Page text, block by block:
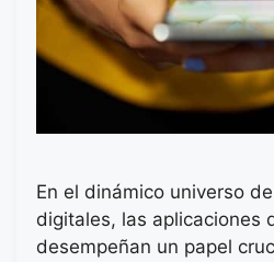
En el dinámico universo
digitales, las aplicaciones
desempeñan un papel